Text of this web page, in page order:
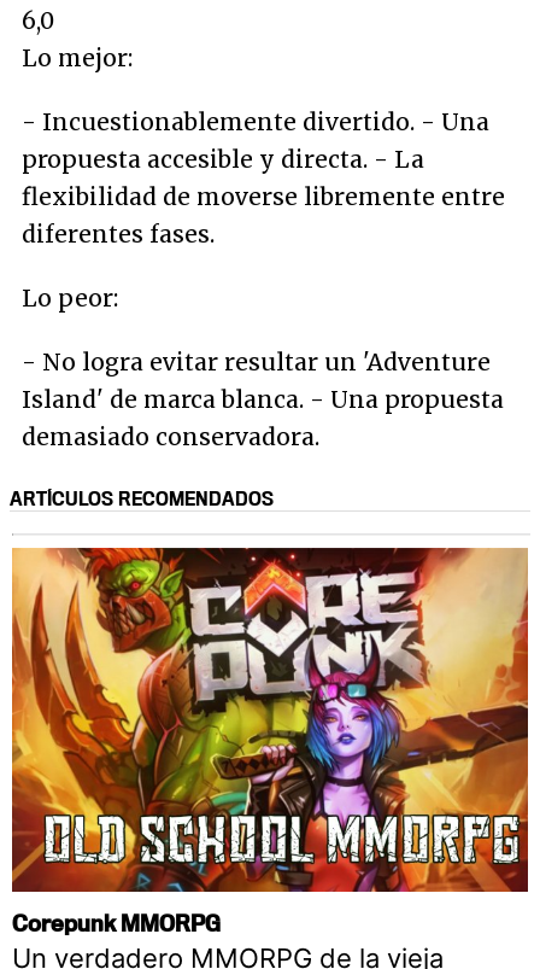
6,0
Lo mejor:
- Incuestionablemente divertido. - Una
propuesta accesible y directa. - La
flexibilidad de moverse libremente entre
diferentes fases.
Lo peor:
- No logra evitar resultar un 'Adventure
Island' de marca blanca. - Una propuesta
demasiado conservadora.
ARTÍCULOS RECOMENDADOS
Corepunk MMORPG
Un verdadero MMORPG de la vieja